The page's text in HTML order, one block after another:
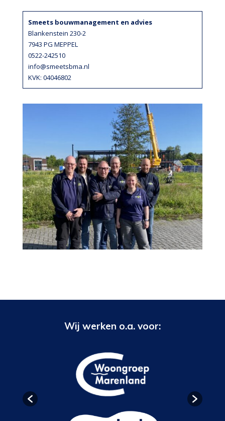
Smeets bouwmanagement en advies
Blankenstein 230-2
7943 PG MEPPEL
0522-242510
info@smeetsbma.nl
KVK: 04046802
Wij werken o.a. voor: